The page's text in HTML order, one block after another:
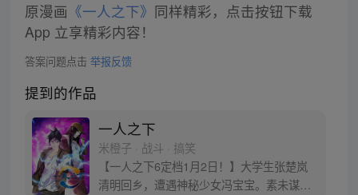
原漫画 《一人之下》 同样精彩，点击按钮下载
App 立享精彩内容！
答案问题点击 举报反馈
提到的作品
一人之下
米橙子 · 战斗 · 搞笑
【一人之下6定档1月2日！】大学生张楚岚
清明回乡，遭遇神秘少女冯宝宝。素未谋面